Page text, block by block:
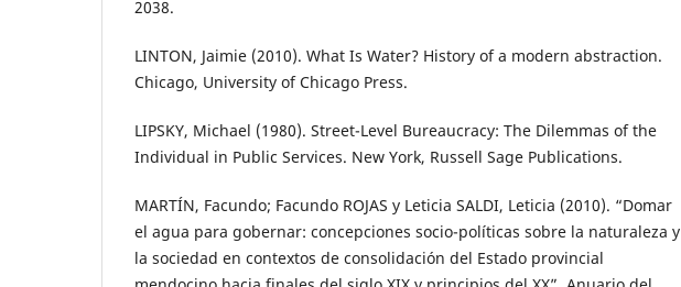
2038.
LINTON, Jaimie (2010). What Is Water? History of a modern abstraction.
Chicago, University of Chicago Press.
LIPSKY, Michael (1980). Street-Level Bureaucracy: The Dilemmas of the
Individual in Public Services. New York, Russell Sage Publications.
MARTÍN, Facundo; Facundo ROJAS y Leticia SALDI, Leticia (2010). “Domar
el agua para gobernar: concepciones socio-políticas sobre la naturaleza y
la sociedad en contextos de consolidación del Estado provincial